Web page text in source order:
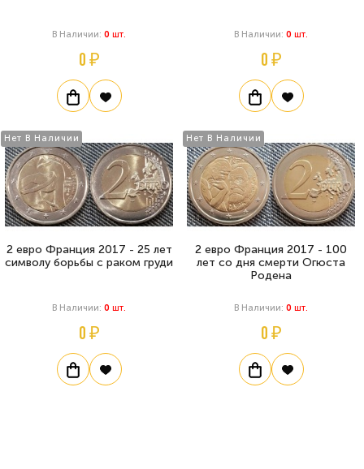
В Наличии: 0 Шт.
0 ₽
В Наличии: 0 Шт.
0 ₽
Нет В Наличии
2 евро Франция 2017 - 25 лет
символу борьбы с раком груди
В Наличии: 0 Шт.
0 ₽
Нет В Наличии
2 евро Франция 2017 - 100
лет со дня смерти Огюста
Родена
В Наличии: 0 Шт.
0 ₽